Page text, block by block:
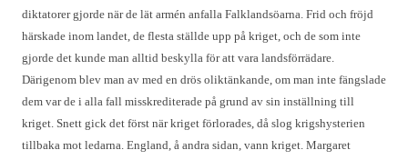
diktatorer gjorde när de lät armén anfalla Falklandsöarna. Frid och fröjd
härskade inom landet, de flesta ställde upp på kriget, och de som inte
gjorde det kunde man alltid beskylla för att vara landsförrädare.
Därigenom blev man av med en drös oliktänkande, om man inte fängslade
dem var de i alla fall misskrediterade på grund av sin inställning till
kriget. Snett gick det först när kriget förlorades, då slog krigshysterien
tillbaka mot ledarna. England, å andra sidan, vann kriget. Margaret